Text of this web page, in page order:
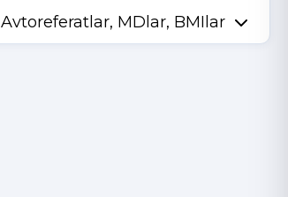
Avtoreferatlar, MDlar, BMIlar